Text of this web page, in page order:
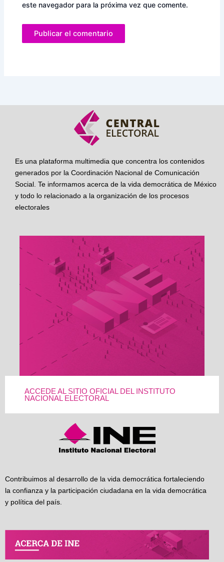
este navegador para la próxima vez que comente.
Es una plataforma multimedia que concentra los contenidos
generados por la Coordinación Nacional de Comunicación
Social. Te informamos acerca de la vida democrática de México
y todo lo relacionado a la organización de los procesos
electorales
ACCEDE AL SITIO OFICIAL DEL INSTITUTO
NACIONAL ELECTORAL
Contribuimos al desarrollo de la vida democrática fortaleciendo
la confianza y la participación ciudadana en la vida democrática
y política del país.